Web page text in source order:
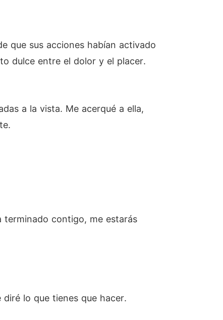
que sus acciones habían activado
dulce entre el dolor y el placer.
a la vista. Me acerqué a ella,
terminado contigo, me estarás
lo que tienes que hacer.